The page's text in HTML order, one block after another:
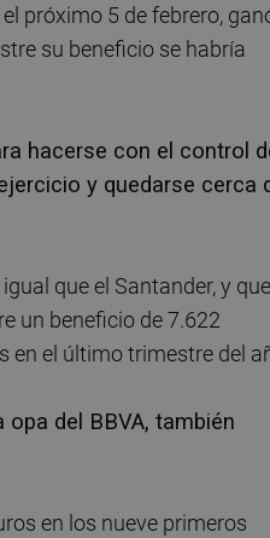
próximo 5 de febrero,
su beneficio se habría
hacerse con el control
y quedarse cerca
que el Santander, y que
un beneficio de 7.622
en el último trimestre del
del BBVA, también
en los nueve primeros